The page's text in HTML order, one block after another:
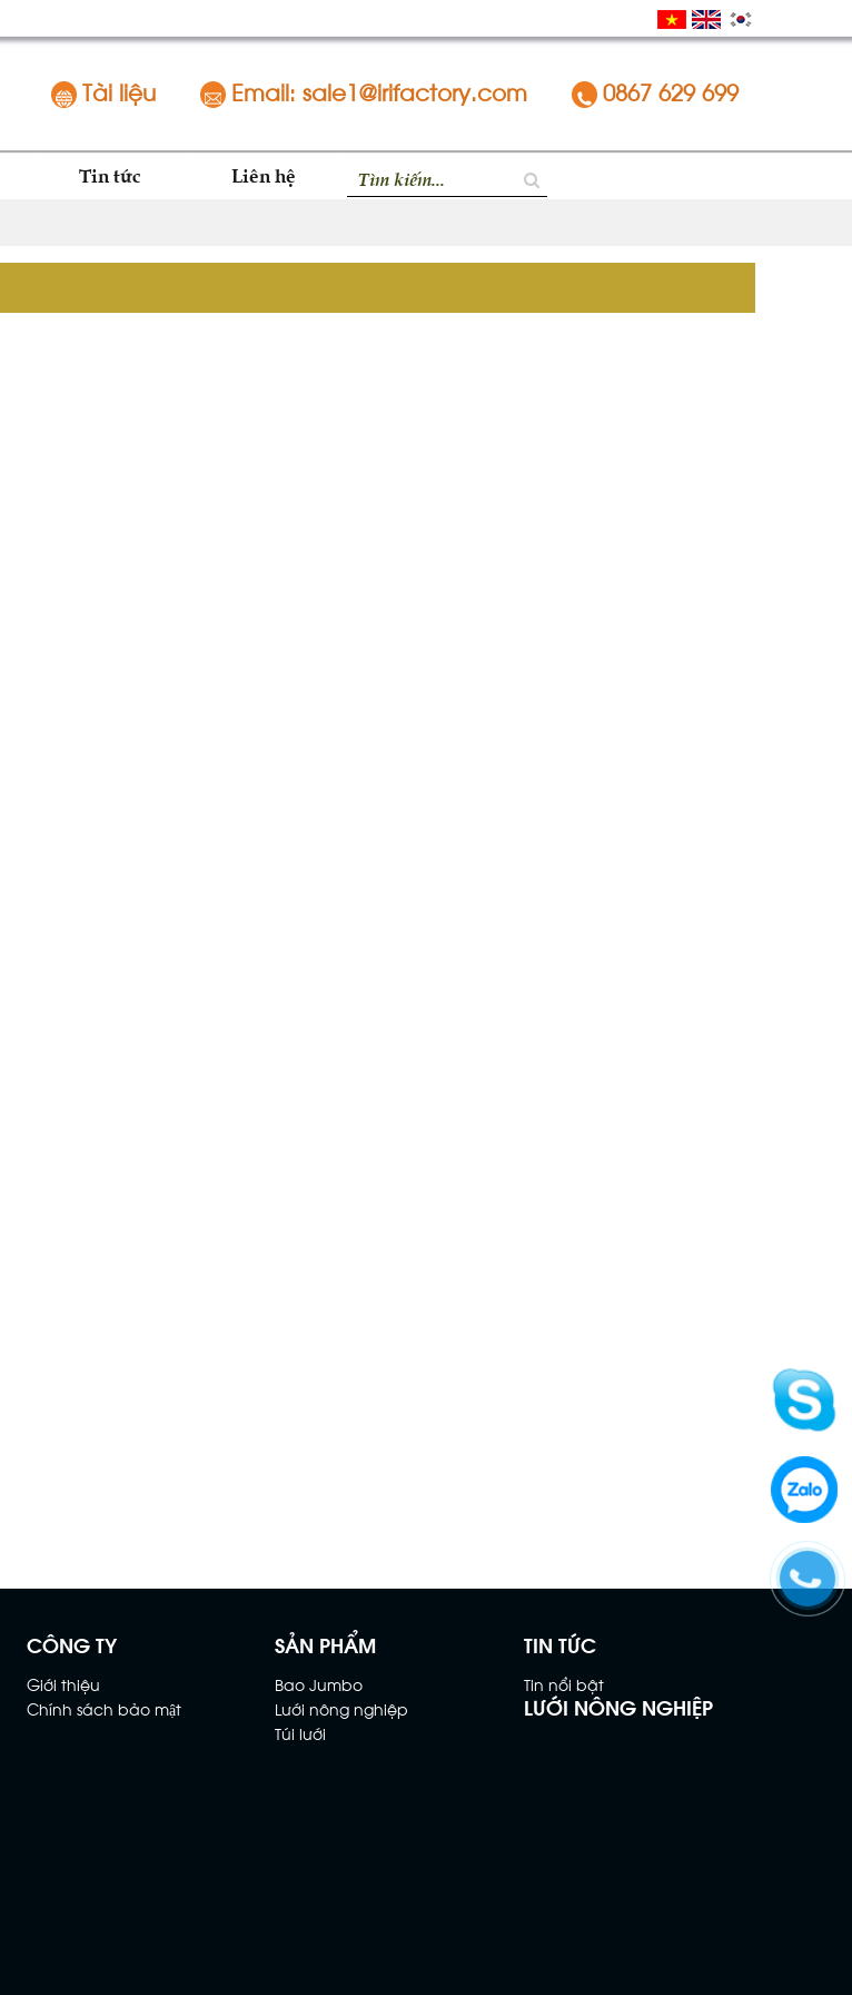
Tài liệu Email: sale1@irifactory.com 0867 629 699
Tin tức Liên hệ
CÔNG TY
Giới thiệu
Chính sách bảo mật
SẢN PHẨM
Bao Jumbo
Lưới nông nghiệp
Túi lưới
TIN TỨC
Tin nổi bật
LƯỚI NÔNG NGHIỆP